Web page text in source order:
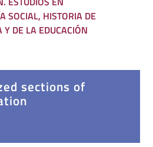
SOCIAL, HISTORIA DE
Y DE LA EDUCACIÓN
sections of